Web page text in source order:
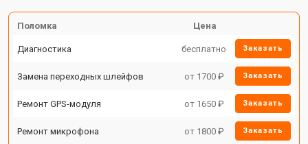
Поломка Цена
Диагностика бесплатно Заказать
Замена переходных шлейфов от 1700 ₽ Заказать
Ремонт GPS-модуля от 1650 ₽ Заказать
Ремонт микрофона от 1800 ₽ Заказать